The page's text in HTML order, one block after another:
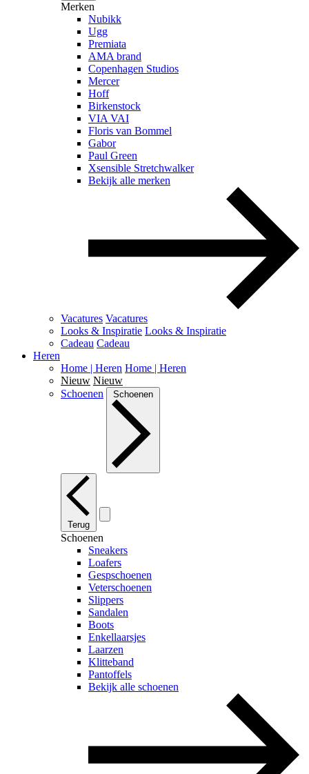
Merken
Nubikk
Ugg
Premiata
AMA brand
Copenhagen Studios
Mercer
Hoff
Birkenstock
VIA VAI
Floris van Bommel
Gabor
Paul Green
Xsensible Stretchwalker
Bekijk alle merken
Vacatures Vacatures
Looks & Inspiratie Looks & Inspiratie
Cadeau Cadeau
Heren
Home | Heren Home | Heren
Nieuw Nieuw
Schoenen
Schoenen
Terug
Schoenen
Sneakers
Loafers
Gespschoenen
Veterschoenen
Slippers
Sandalen
Boots
Enkellaarsjes
Laarzen
Klitteband
Pantoffels
Bekijk alle schoenen